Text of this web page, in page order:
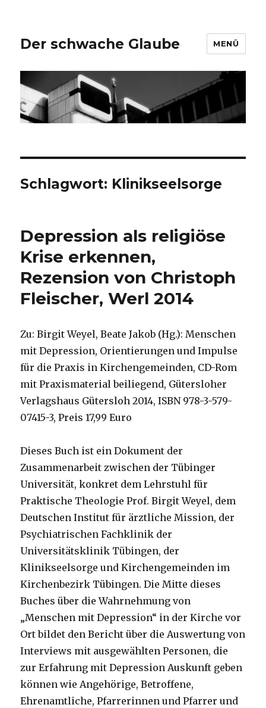
Der schwache Glaube MENÜ
Schlagwort: Klinikseelsorge
Depression als religiöse
Krise erkennen,
Rezension von Christoph
Fleischer, Werl 2014
Zu: Birgit Weyel, Beate Jakob (Hg.): Menschen
mit Depression, Orientierungen und Impulse
für die Praxis in Kirchengemeinden, CD-Rom
mit Praxismaterial beiliegend, Gütersloher
Verlagshaus Gütersloh 2014, ISBN 978-3-579-
07415-3, Preis 17,99 Euro
Dieses Buch ist ein Dokument der
Zusammenarbeit zwischen der Tübinger
Universität, konkret dem Lehrstuhl für
Praktische Theologie Prof. Birgit Weyel, dem
Deutschen Institut für ärztliche Mission, der
Psychiatrischen Fachklinik der
Universitätsklinik Tübingen, der
Klinikseelsorge und Kirchengemeinden im
Kirchenbezirk Tübingen. Die Mitte dieses
Buches über die Wahrnehmung von
„Menschen mit Depression“ in der Kirche vor
Ort bildet den Bericht über die Auswertung von
Interviews mit ausgewählten Personen, die
zur Erfahrung mit Depression Auskunft geben
können wie Angehörige, Betroffene,
Ehrenamtliche, Pfarrerinnen und Pfarrer und